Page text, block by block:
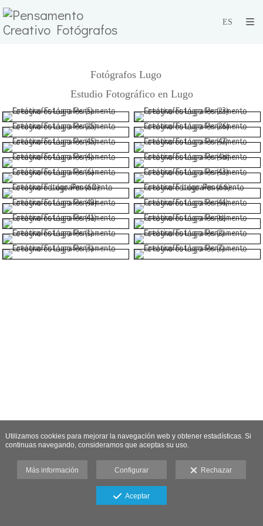
Fotógrafos Lugo
Estudio Fotográfico en Lugo
Utilizamos cookies para mejorar la navegación web y obtener estadísticas. Si
continuas navegando, consideramos que aceptas su uso.
Más información Configurar Rechazar
Aceptar